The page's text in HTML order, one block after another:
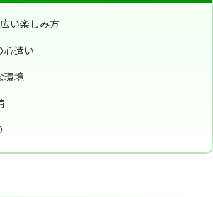
い楽しみ方
心遣い
環境